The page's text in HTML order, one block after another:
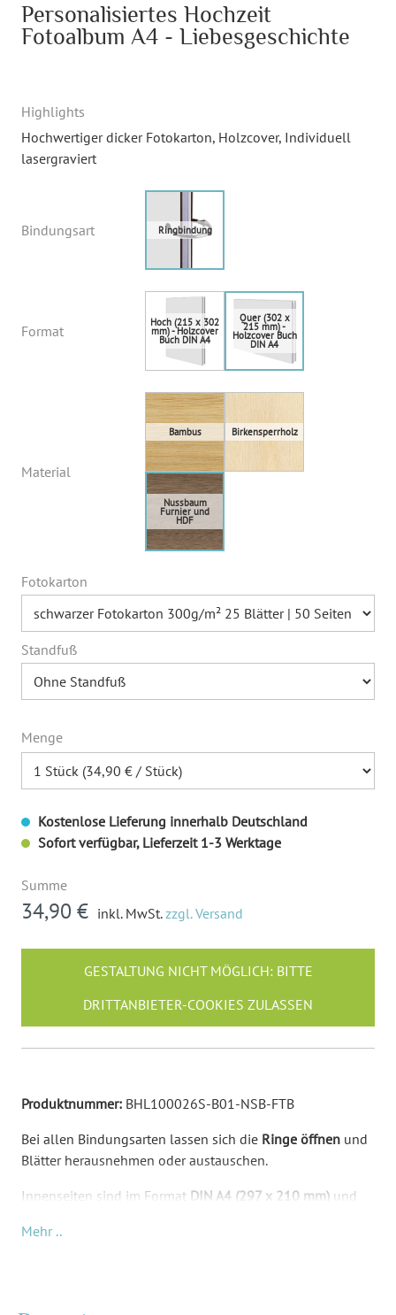
Personalisiertes Hochzeit
Fotoalbum A4 - Liebesgeschichte
Highlights
Hochwertiger dicker Fotokarton, Holzcover, Individuell
lasergraviert
Bindungsart
Format
Material
Fotokarton
Standfuß
Menge
Kostenlose Lieferung innerhalb Deutschland
Sofort verfügbar, Lieferzeit 1-3 Werktage
Summe
34,90 € inkl. MwSt.zzgl. Versand
GESTALTUNG NICHT MÖGLICH: BITTE
DRITTANBIETER-COOKIES ZULASSEN
Produktnummer: BHL100026S-B01-NSB-FTB
Bei allen Bindungsarten lassen sich die Ringe öffnen und
Blätter herausnehmen oder austauschen.
Innenseiten sind im Format DIN A4 (297 x 210 mm) und
Mehr ..